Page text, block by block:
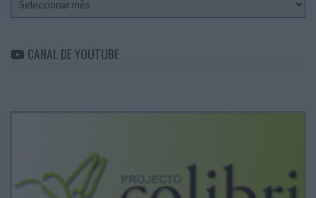
CANAL DE YOUTUBE